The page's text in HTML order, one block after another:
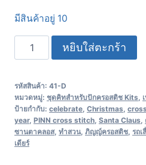
มีสินค้าอยู่ 10
หยิบใส่ตะกร้า
รหัสสินค้า: 41-D
หมวดหมู่: ชุดคิทสำหรับปักครอสติช Kits
ป้ายกำกับ: celebrate Christmas
year, PINN cross stitch Santa Claus
ซานตาคลอส, ทำสวน, ภิญญ์ครอสติช รถเ
เดียร์